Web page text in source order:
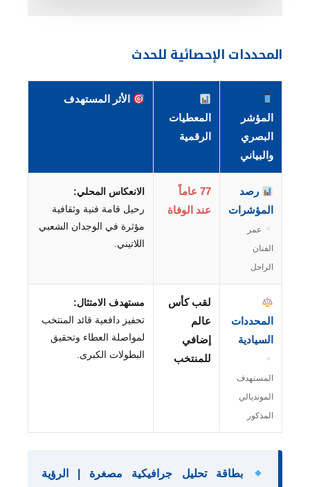
المحددات الإحصائية للحدث
المؤشر
البصري
والبياني
المعطيات
الرقمية
الأثر المستهدف
رصد
المؤشرات
عمر
الفنان
الراحل
77 عاماً
عند الوفاة
الانعكاس المحلي:
رحيل قامة فنية وثقافية
مؤثرة في الوجدان الشعبي
اللاتيني.
المحددات
السيادية
المستهدف
المونديالي
المذكور
لقب كأس
عالم
إضافي
للمنتخب
مستهدف الامتثال:
تحفيز دافعية قائد المنتخب
لمواصلة العطاء وتحقيق
البطولات الكبرى.
بطاقة تحليل جرافيكية مصغرة | الرؤية